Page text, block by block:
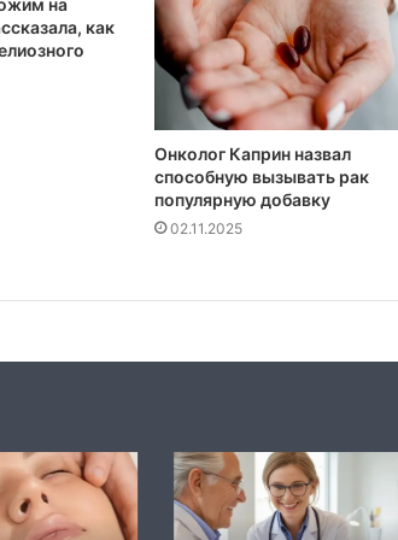
как
Онколог Каприн назвал
способную вызывать рак
популярную добавку
02.11.2025
Биоревитализация:
что
происходит